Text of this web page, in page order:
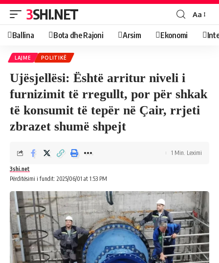
3SHI.NET Aa
Ballina Bota dhe Rajoni Arsim Ekonomi
LAJME POLITIKË
Ujësjellësi: Është arritur niveli i
furnizimit të rregullt, por për shkak
të konsumit të tepër në Çair, rrjeti
zbrazet shumë shpejt
Përditësimi i fundit: 2025/06/01 at 1:53 PM
3shi.net
1 Min. Leximi